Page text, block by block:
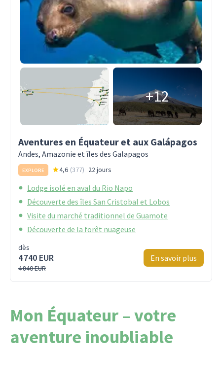
+12
Aventures en Équateur et aux Galápagos
Andes, Amazonie et îles des Galapagos
EXPLORE 4,6 (377) 22 jours
Lodge isolé en aval du Rio Napo
Découverte des îles San Cristobal et Lobos
Visite du marché traditionnel de Guamote
Découverte de la forêt nuageuse
dès
4 740 EUR
4 840 EUR
En savoir plus
Mon Équateur – votre
aventure inoubliable